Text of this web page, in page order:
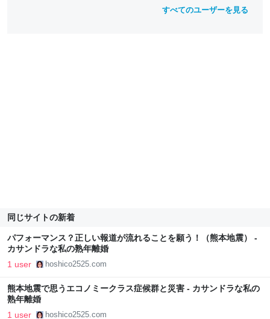
すべてのユーザーを見る
同じサイトの新着
パフォーマンス？正しい報道が流れることを願う！（熊本地震） -
カサンドラな私の熟年離婚
1 user hoshico2525.com
熊本地震で思うエコノミークラス症候群と災害 - カサンドラな私の
熟年離婚
1 user hoshico2525.com